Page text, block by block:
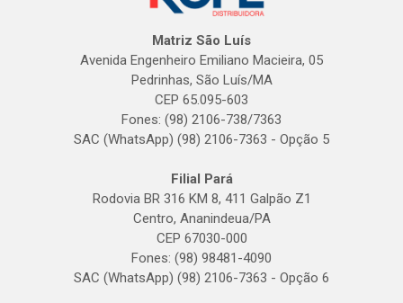
Matriz São Luís
Avenida Engenheiro Emiliano Macieira, 05
Pedrinhas, São Luís/MA
CEP 65.095-603
Fones: (98) 2106-738/7363
SAC (WhatsApp) (98) 2106-7363 - Opção 5
Filial Pará
Rodovia BR 316 KM 8, 411 Galpão Z1
Centro, Ananindeua/PA
CEP 67030-000
Fones: (98) 98481-4090
SAC (WhatsApp) (98) 2106-7363 - Opção 6